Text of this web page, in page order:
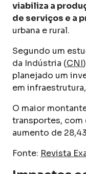
viabiliza a
de serviços e a
urbana e rural.
Segundo um
da Indústria (CNI
planejado um
em
O maior
transportes, com
aumento de
Fonte: Revista